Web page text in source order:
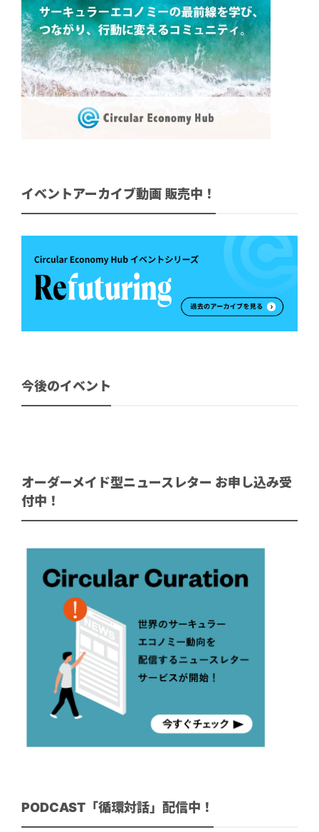
イベントアーカイブ動画 販売中！
今後のイベント
オーダーメイド型ニュースレター お申し込み受
付中！
PODCAST「循環対話」配信中！